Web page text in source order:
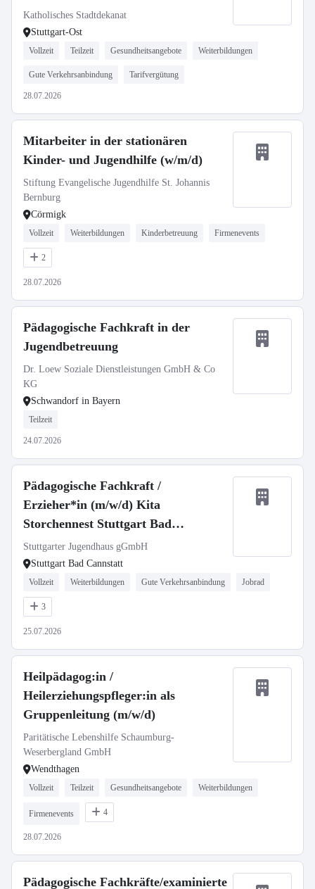
Katholisches Stadtdekanat
Stuttgart-Ost
Vollzeit Teilzeit Gesundheitsangebote Weiterbildungen
Gute Verkehrsanbindung Tarifvergütung
28.07.2026
Mitarbeiter in der stationären
Kinder- und Jugendhilfe (w/m/d)
Stiftung Evangelische Jugendhilfe St. Johannis
Bernburg
Cörmigk
Vollzeit Weiterbildungen Kinderbetreuung Firmenevents
2
28.07.2026
Pädagogische Fachkraft in der
Jugendbetreuung
Dr. Loew Soziale Dienstleistungen GmbH & Co
KG
Schwandorf in Bayern
Teilzeit
24.07.2026
Pädagogische Fachkraft /
Erzieher*in (m/w/d) Kita
Storchennest Stuttgart Bad
Cannstatt
Stuttgarter Jugendhaus gGmbH
Stuttgart Bad Cannstatt
Vollzeit Weiterbildungen Gute Verkehrsanbindung Jobrad
3
25.07.2026
Heilpädagog:in /
Heilerziehungspfleger:in als
Gruppenleitung (m/w/d)
Paritätische Lebenshilfe Schaumburg-
Weserbergland GmbH
Wendthagen
Vollzeit Teilzeit Gesundheitsangebote Weiterbildungen
Firmenevents 4
28.07.2026
Pädagogische Fachkräfte/examinierte